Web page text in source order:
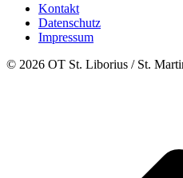
Kontakt
Datenschutz
Impressum
© 2026 OT St. Liborius / St.